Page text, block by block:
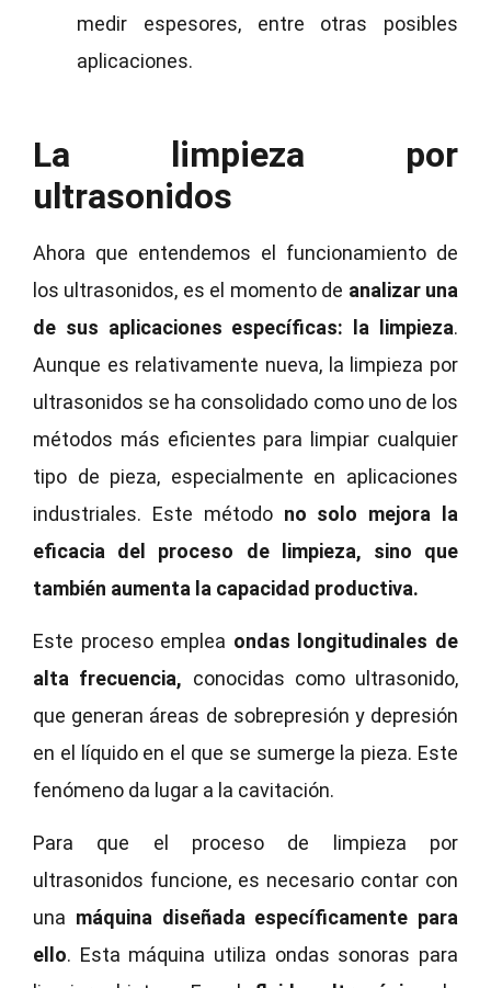
medir espesores, entre otras posibles
aplicaciones.
La limpieza por
ultrasonidos
Ahora que entendemos el funcionamiento de
los ultrasonidos, es el momento de analizar una
de sus aplicaciones específicas: la limpieza.
Aunque es relativamente nueva, la limpieza por
ultrasonidos se ha consolidado como uno de los
métodos más eficientes para limpiar cualquier
tipo de pieza, especialmente en aplicaciones
industriales. Este método no solo mejora la
eficacia del proceso de limpieza, sino que
también aumenta la capacidad productiva.
Este proceso emplea ondas longitudinales de
alta frecuencia, conocidas como ultrasonido,
que generan áreas de sobrepresión y depresión
en el líquido en el que se sumerge la pieza. Este
fenómeno da lugar a la cavitación.
Para que el proceso de limpieza por
ultrasonidos funcione, es necesario contar con
una máquina diseñada específicamente para
ello. Esta máquina utiliza ondas sonoras para